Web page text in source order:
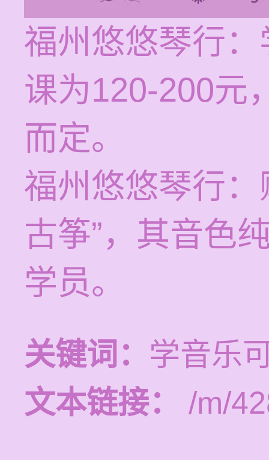
福州悠悠琴行
课为120-200元
而定。
福州悠悠琴行
古筝”，其音色
学员。
关键词： 学音乐
文本链接：
/m/